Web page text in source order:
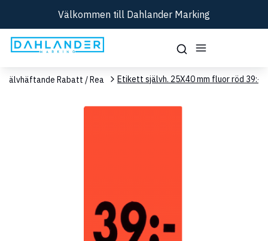
Välkommen till Dahlander Marking
Självhäftande Rabatt / Rea Etikett självh. 25X40 mm fluor röd 39:-